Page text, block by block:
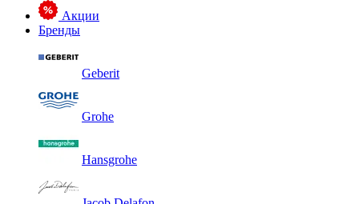
Акции
Бренды
Geberit
Grohe
Hansgrohe